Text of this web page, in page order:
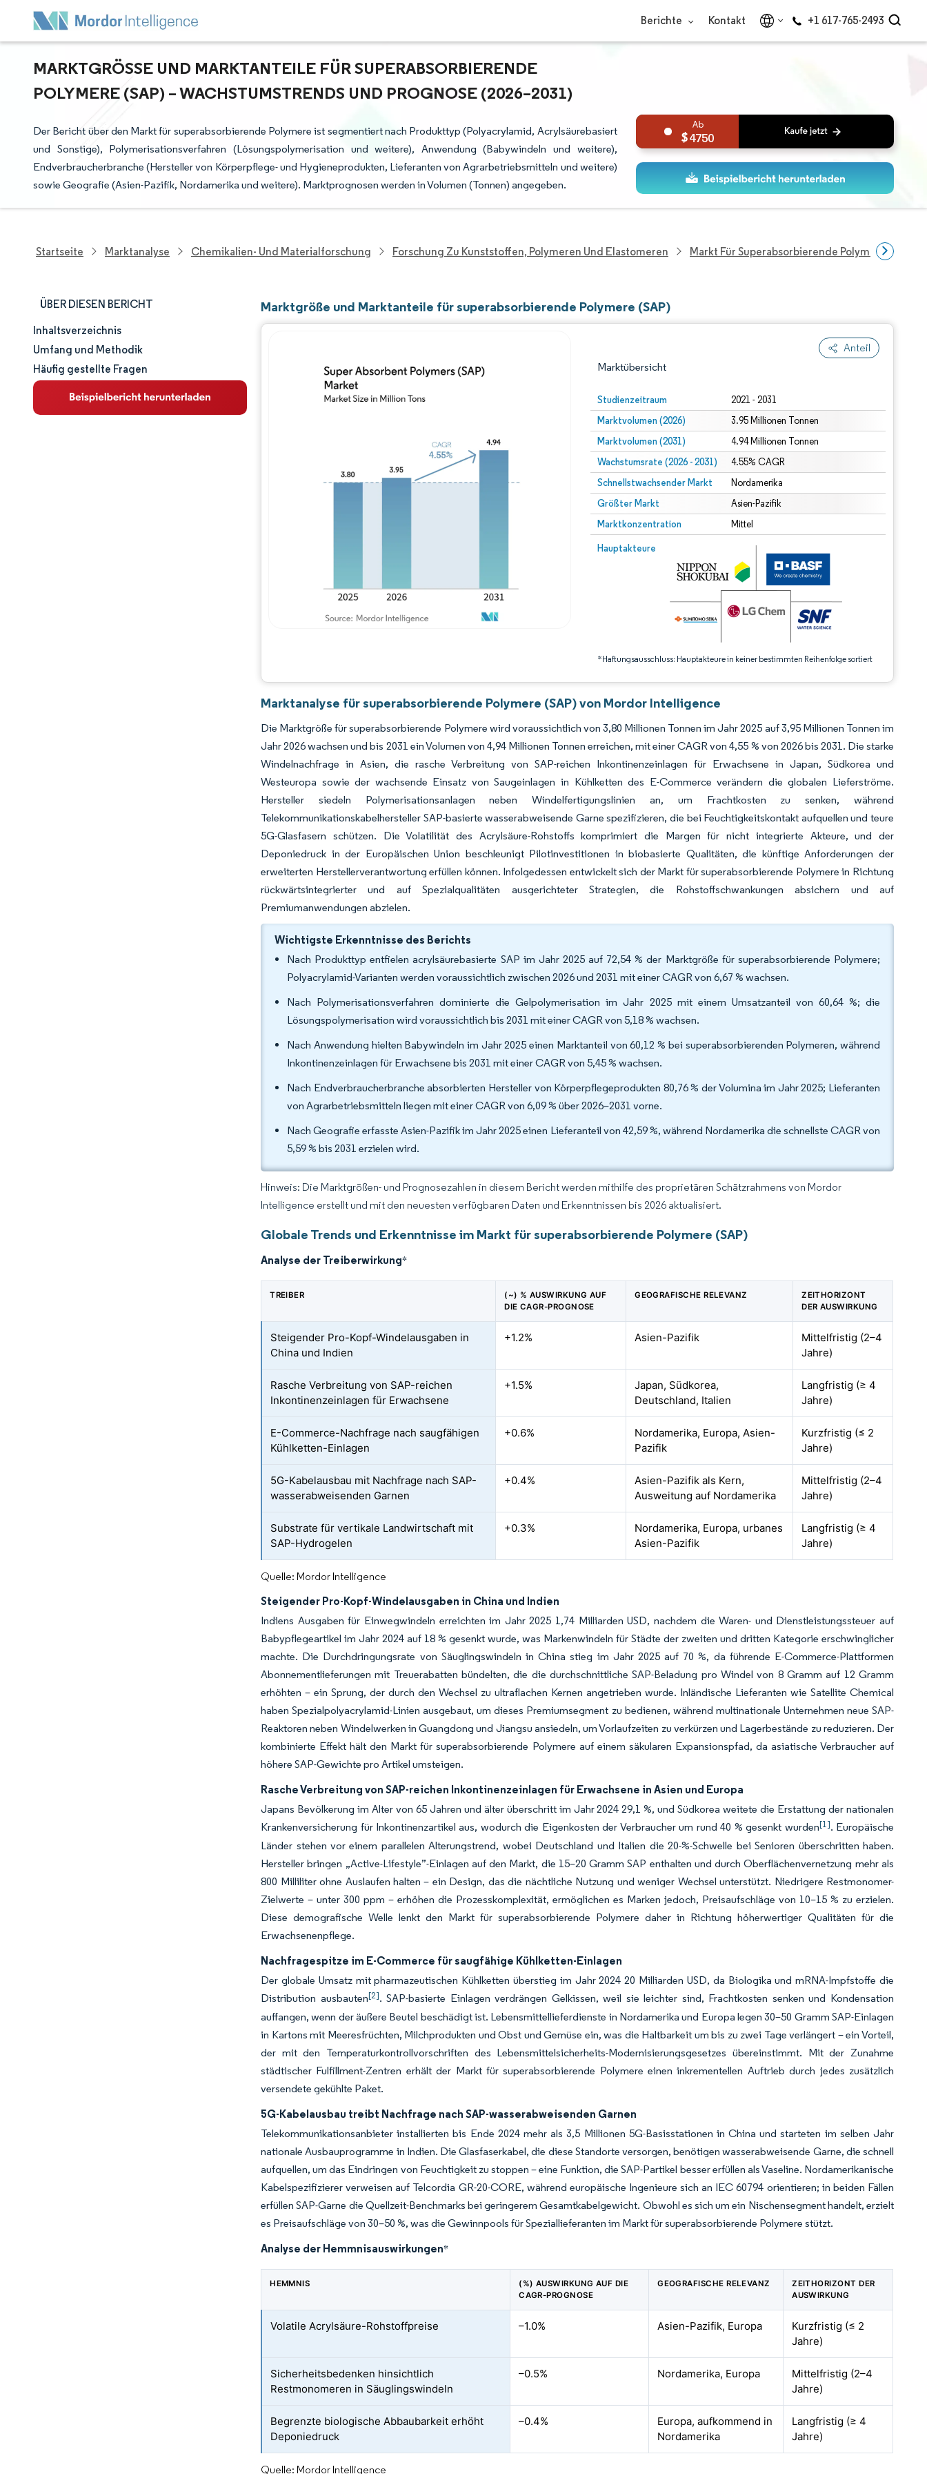
Berichte Kontakt +1 617-765-2493
MARKTGRÖSSE UND MARKTANTEILE FÜR SUPERABSORBIERENDE P
OLYMERE (SAP) – WACHSTUMSTRENDS UND PROGNOSE (2026–2031)
Der Bericht über den Markt für superabsorbierende Polymere ist segmentiert nach Produkttyp (Polyacrylamid, Acrylsäurebasiert
und Sonstige), Polymerisationsverfahren (Lösungspolymerisation und weitere), Anwendung (Babywindeln und weitere),
Endverbraucherbranche (Hersteller von Körperpflege- und Hygieneprodukten, Lieferanten von Agrarbetriebsmitteln und weitere)
sowie Geografie (Asien-Pazifik, Nordamerika und weitere). Marktprognosen werden in Volumen (Tonnen) angegeben.
4750
Startseite Marktanalyse Chemikalien- Und Materialforschung Forschung Zu Kunststoffen, Polymeren Und Elastomeren Markt Für Superabsorbierende Polymere (SAP)
ÜBER DIESEN BERICHT
Marktgröße und -anteil
Marktanalyse
Trends und Einblicke
Inhaltsverzeichnis
Umfang und Methodik
Häufig gestellte Fragen
Marktgröße und Marktanteile für superabsorbierende Polymere (SAP)
Anteil
Marktübersicht
Studienzeitraum 2021 - 2031
Marktvolumen (2026) 3.95 Millionen Tonnen
Marktvolumen (2031) 4.94 Millionen Tonnen
Wachstumsrate (2026 - 2031) 4.55% CAGR
Schnellstwachsender Markt Nordamerika
Größter Markt Asien-Pazifik
Marktkonzentration Mittel
Hauptakteure
*Haftungsausschluss: Hauptakteure in keiner bestimmten Reihenfolge sortiert
Bild © Mordor Intelligence. Wiederverwendung erfordert Namensnennung gemäß CC BY 4.0.
Bild © Mordor Intelligence. Wiederverwendung erfordert Namensnennung gemäß CC BY 4.0.
Marktanalyse für superabsorbierende Polymere (SAP) von Mordor Intelligence
Die Marktgröße für superabsorbierende Polymere wird voraussichtlich von 3,80 Millionen Tonnen im Jahr 2025 auf 3,95 Millionen Tonnen im
Jahr 2026 wachsen und bis 2031 ein Volumen von 4,94 Millionen Tonnen erreichen, mit einer CAGR von 4,55 % von 2026 bis 2031. Die starke
Windelnachfrage in Asien, die rasche Verbreitung von SAP-reichen Inkontinenzeinlagen für Erwachsene in Japan, Südkorea und
Westeuropa sowie der wachsende Einsatz von Saugeinlagen in Kühlketten des E-Commerce verändern die globalen Lieferströme.
Hersteller siedeln Polymerisationsanlagen neben Windelfertigungslinien an, um Frachtkosten zu senken, während
Telekommunikationskabelhersteller SAP-basierte wasserabweisende Garne spezifizieren, die bei Feuchtigkeitskontakt aufquellen und teure
5G-Glasfasern schützen. Die Volatilität des Acrylsäure-Rohstoffs komprimiert die Margen für nicht integrierte Akteure, und der
Deponiedruck in der Europäischen Union beschleunigt Pilotinvestitionen in biobasierte Qualitäten, die künftige Anforderungen der
erweiterten Herstellerverantwortung erfüllen können. Infolgedessen entwickelt sich der Markt für superabsorbierende Polymere in Richtung
rückwärtsintegrierter und auf Spezialqualitäten ausgerichteter Strategien, die Rohstoffschwankungen absichern und auf
Premiumanwendungen abzielen.
Wichtigste Erkenntnisse des Berichts
Nach Produkttyp entfielen acrylsäurebasierte SAP im Jahr 2025 auf 72,54 % der Marktgröße für superabsorbierende Polymere;
Polyacrylamid-Varianten werden voraussichtlich zwischen 2026 und 2031 mit einer CAGR von 6,67 % wachsen.
Nach Polymerisationsverfahren dominierte die Gelpolymerisation im Jahr 2025 mit einem Umsatzanteil von 60,64 %; die
Lösungspolymerisation wird voraussichtlich bis 2031 mit einer CAGR von 5,18 % wachsen.
Nach Anwendung hielten Babywindeln im Jahr 2025 einen Marktanteil von 60,12 % bei superabsorbierenden Polymeren, während
Inkontinenzeinlagen für Erwachsene bis 2031 mit einer CAGR von 5,45 % wachsen.
Nach Endverbraucherbranche absorbierten Hersteller von Körperpflegeprodukten 80,76 % der Volumina im Jahr 2025; Lieferanten
von Agrarbetriebsmitteln liegen mit einer CAGR von 6,09 % über 2026–2031 vorne.
Nach Geografie erfasste Asien-Pazifik im Jahr 2025 einen Lieferanteil von 42,59 %, während Nordamerika die schnellste CAGR von
5,59 % bis 2031 erzielen wird.
Hinweis: Die Marktgrößen- und Prognosezahlen in diesem Bericht werden mithilfe des proprietären Schätzrahmens von Mordor
Intelligence erstellt und mit den neuesten verfügbaren Daten und Erkenntnissen bis 2026 aktualisiert.
Globale Trends und Erkenntnisse im Markt für superabsorbierende Polymere (SAP)
Analyse der Treiberwirkung*
TREIBER
(~) % AUSWIRKUNG AUF
DIE CAGR-PROGNOSE
GEOGRAFISCHE RELEVANZ
ZEITHORIZONT
DER AUSWIRKUNG
Steigender Pro-Kopf-Windelausgaben in
China und Indien
+1.2% Asien-Pazifik
Mittelfristig (2–4
Jahre)
Rasche Verbreitung von SAP-reichen
Inkontinenzeinlagen für Erwachsene
+1.5%
Japan, Südkorea,
Deutschland, Italien
Langfristig (≥ 4
Jahre)
E-Commerce-Nachfrage nach saugfähigen
Kühlketten-Einlagen
+0.6%
Nordamerika, Europa, Asien-
Pazifik
Kurzfristig (≤ 2
Jahre)
5G-Kabelausbau mit Nachfrage nach SAP-
wasserabweisenden Garnen
+0.4%
Asien-Pazifik als Kern,
Ausweitung auf Nordamerika
Mittelfristig (2–4
Jahre)
Substrate für vertikale Landwirtschaft mit
SAP-Hydrogelen
+0.3%
Nordamerika, Europa, urbanes
Asien-Pazifik
Langfristig (≥ 4
Jahre)
Quelle: Mordor Intelligence
Steigender Pro-Kopf-Windelausgaben in China und Indien
Indiens Ausgaben für Einwegwindeln erreichten im Jahr 2025 1,74 Milliarden USD, nachdem die Waren- und Dienstleistungssteuer auf
Babypflegeartikel im Jahr 2024 auf 18 % gesenkt wurde, was Markenwindeln für Städte der zweiten und dritten Kategorie erschwinglicher
machte. Die Durchdringungsrate von Säuglingswindeln in China stieg im Jahr 2025 auf 70 %, da führende E-Commerce-Plattformen
Abonnementlieferungen mit Treuerabatten bündelten, die die durchschnittliche SAP-Beladung pro Windel von 8 Gramm auf 12 Gramm
erhöhten – ein Sprung, der durch den Wechsel zu ultraflachen Kernen angetrieben wurde. Inländische Lieferanten wie Satellite Chemical
haben Spezialpolyacrylamid-Linien ausgebaut, um dieses Premiumsegment zu bedienen, während multinationale Unternehmen neue SAP-
Reaktoren neben Windelwerken in Guangdong und Jiangsu ansiedeln, um Vorlaufzeiten zu verkürzen und Lagerbestände zu reduzieren. Der
kombinierte Effekt hält den Markt für superabsorbierende Polymere auf einem säkularen Expansionspfad, da asiatische Verbraucher auf
höhere SAP-Gewichte pro Artikel umsteigen.
Rasche Verbreitung von SAP-reichen Inkontinenzeinlagen für Erwachsene in Asien und Europa
Japans Bevölkerung im Alter von 65 Jahren und älter überschritt im Jahr 2024 29,1 %, und Südkorea weitete die Erstattung der nationalen
Krankenversicherung für Inkontinenzartikel aus, wodurch die Eigenkosten der Verbraucher um rund 40 % gesenkt wurden[1]. Europäische
Länder stehen vor einem parallelen Alterungstrend, wobei Deutschland und Italien die 20-%-Schwelle bei Senioren überschritten haben.
Hersteller bringen „Active-Lifestyle”-Einlagen auf den Markt, die 15–20 Gramm SAP enthalten und durch Oberflächenvernetzung mehr als
800 Milliliter ohne Auslaufen halten – ein Design, das die nächtliche Nutzung und weniger Wechsel unterstützt. Niedrigere Restmonomer-
Zielwerte – unter 300 ppm – erhöhen die Prozesskomplexität, ermöglichen es Marken jedoch, Preisaufschläge von 10–15 % zu erzielen.
Diese demografische Welle lenkt den Markt für superabsorbierende Polymere daher in Richtung höherwertiger Qualitäten für die
Erwachsenenpflege.
Nachfragespitze im E-Commerce für saugfähige Kühlketten-Einlagen
Der globale Umsatz mit pharmazeutischen Kühlketten überstieg im Jahr 2024 20 Milliarden USD, da Biologika und mRNA-Impfstoffe die
Distribution ausbauten[2]. SAP-basierte Einlagen verdrängen Gelkissen, weil sie leichter sind, Frachtkosten senken und Kondensation
auffangen, wenn der äußere Beutel beschädigt ist. Lebensmittellieferdienste in Nordamerika und Europa legen 30–50 Gramm SAP-Einlagen
in Kartons mit Meeresfrüchten, Milchprodukten und Obst und Gemüse ein, was die Haltbarkeit um bis zu zwei Tage verlängert – ein Vorteil,
der mit den Temperaturkontrollvorschriften des Lebensmittelsicherheits-Modernisierungsgesetzes übereinstimmt. Mit der Zunahme
städtischer Fulfillment-Zentren erhält der Markt für superabsorbierende Polymere einen inkrementellen Auftrieb durch jedes zusätzlich
versendete gekühlte Paket.
5G-Kabelausbau treibt Nachfrage nach SAP-wasserabweisenden Garnen
Telekommunikationsanbieter installierten bis Ende 2024 mehr als 3,5 Millionen 5G-Basisstationen in China und starteten im selben Jahr
nationale Ausbauprogramme in Indien. Die Glasfaserkabel, die diese Standorte versorgen, benötigen wasserabweisende Garne, die schnell
aufquellen, um das Eindringen von Feuchtigkeit zu stoppen – eine Funktion, die SAP-Partikel besser erfüllen als Vaseline. Nordamerikanische
Kabelspezifizierer verweisen auf Telcordia GR-20-CORE, während europäische Ingenieure sich an IEC 60794 orientieren; in beiden Fällen
erfüllen SAP-Garne die Quellzeit-Benchmarks bei geringerem Gesamtkabelgewicht. Obwohl es sich um ein Nischensegment handelt, erzielt
es Preisaufschläge von 30–50 %, was die Gewinnpools für Speziallieferanten im Markt für superabsorbierende Polymere stützt.
Analyse der Hemmnisauswirkungen*
HEMMNIS
(%) AUSWIRKUNG AUF DIE
CAGR-PROGNOSE
GEOGRAFISCHE RELEVANZ
ZEITHORIZONT DER
AUSWIRKUNG
Volatile Acrylsäure-Rohstoffpreise –1.0% Asien-Pazifik, Europa
Kurzfristig (≤ 2
Jahre)
Sicherheitsbedenken hinsichtlich
Restmonomeren in Säuglingswindeln
–0.5% Nordamerika, Europa
Mittelfristig (2–4
Jahre)
Begrenzte biologische Abbaubarkeit erhöht
Deponiedruck
–0.4%
Europa, aufkommend in
Nordamerika
Langfristig (≥ 4
Jahre)
Quelle: Mordor Intelligence